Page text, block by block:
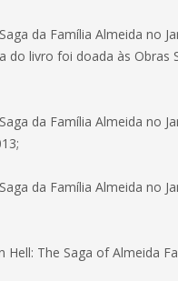
da Família Almeida no
do livro foi doada às Obras
da Família Almeida no
da Família Almeida no
Hell: The Saga of Almeida